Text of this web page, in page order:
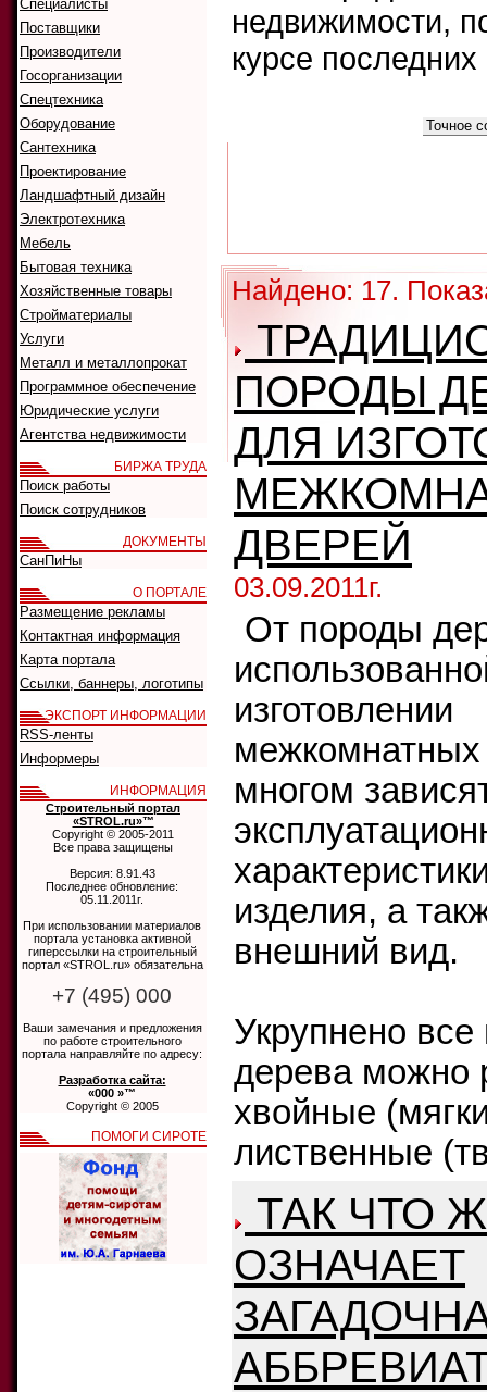
недвижимости,
курсе
Найдено: 17.
ПОРОДЫ
ДЛЯ
ДВЕРЕЙ
03.09.2011г.
От породы
изготовлении
многом
изделия, а
внешний вид.
Укрупнено
дерева можно
хвойные
лиственные
ТАК ЧТО
ОЗНАЧАЕТ
Специалисты
Поставщики
Производители
Госорганизации
Спецтехника
Оборудование
Сантехника
Проектирование
Ландшафтный дизайн
Электротехника
Мебель
Бытовая техника
Хозяйственные товары
Стройматериалы
Услуги
Металл и металлопрокат
Программное обеспечение
Юридические услуги
Агентства недвижимости
БИРЖА ТРУДА
Поиск работы
Поиск сотрудников
ДОКУМЕНТЫ
СанПиНы
О ПОРТАЛЕ
Размещение рекламы
Контактная информация
Карта портала
Ссылки, баннеры, логотипы
ЭКСПОРТ ИНФОРМАЦИИ
RSS-ленты
Информеры
ИНФОРМАЦИЯ
Строительный портал
«STROL.ru»™
Copyright © 2005-2011
Все права защищены
Версия: 8.91.43
Последнее обновление:
05.11.2011г.
При использовании материалов
портала установка активной
гиперссылки на строительный
портал «STROL.ru» обязательна
+7 (495) 000
Ваши замечания и предложения
по работе строительного
портала направляйте по адресу:
Разработка сайта:
«000 »™
Copyright © 2005
ПОМОГИ СИРОТЕ